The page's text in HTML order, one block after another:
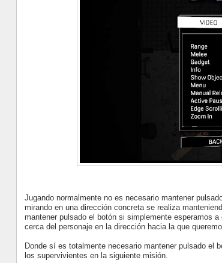
Jugando normalmente no es necesario mantener
mirando en una dirección concreta se realiza
mantener pulsado el botón si simplemente esperamos
cerca del personaje en la dirección hacia la que
Donde sí es totalmente necesario mantener pulsado el
los supervivientes en la siguiente misión.